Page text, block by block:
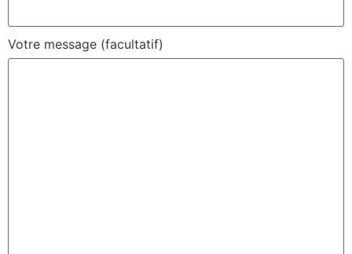
Votre message (facultatif)